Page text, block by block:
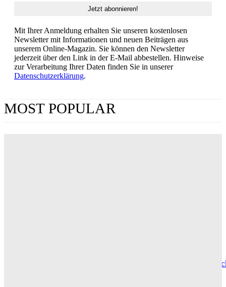
Mit Ihrer Anmeldung erhalten Sie unseren kostenlosen
Newsletter mit Informationen und neuen Beiträgen aus
unserem Online-Magazin. Sie können den Newsletter
jederzeit über den Link in der E-Mail abbestellen. Hinweise
zur Verarbeitung Ihrer Daten finden Sie in unserer
Datenschutzerklärung.
MOST POPULAR
Hotel de Rome – Berlins elegante Adresse zwischen